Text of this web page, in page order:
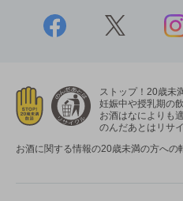
ストップ！20歳未
妊娠中や授乳期の
お酒はなによりも
のんだあとはリサイ
お酒に関する情報の20歳未満の方への